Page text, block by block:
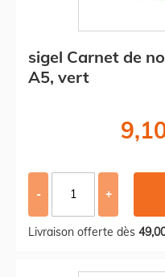
sigel Carnet de
A5, vert
- +
Livraison offerte dès